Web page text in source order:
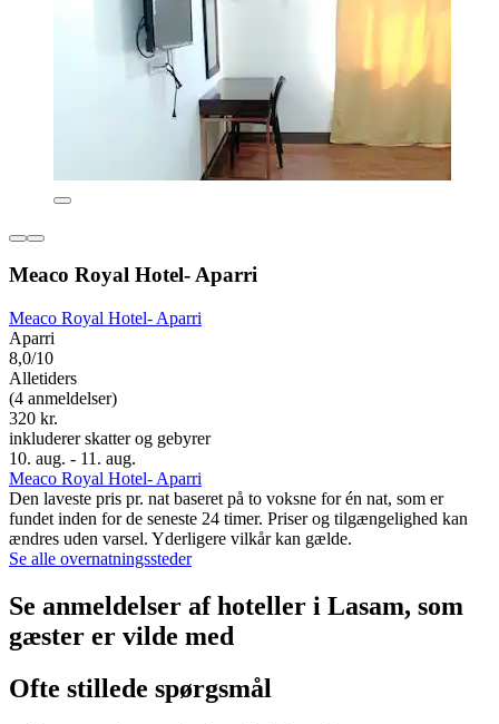
Meaco Royal Hotel- Aparri
Meaco Royal Hotel- Aparri
Aparri
8,0/10
Alletiders
(4 anmeldelser)
320 kr.
inkluderer skatter og gebyrer
10. aug. - 11. aug.
Meaco Royal Hotel- Aparri
Den laveste pris pr. nat baseret på to voksne for én nat, som er
fundet inden for de seneste 24 timer. Priser og tilgængelighed kan
ændres uden varsel. Yderligere vilkår kan gælde.
Se alle overnatningssteder
Se anmeldelser af hoteller i Lasam, som
gæster er vilde med
Ofte stillede spørgsmål